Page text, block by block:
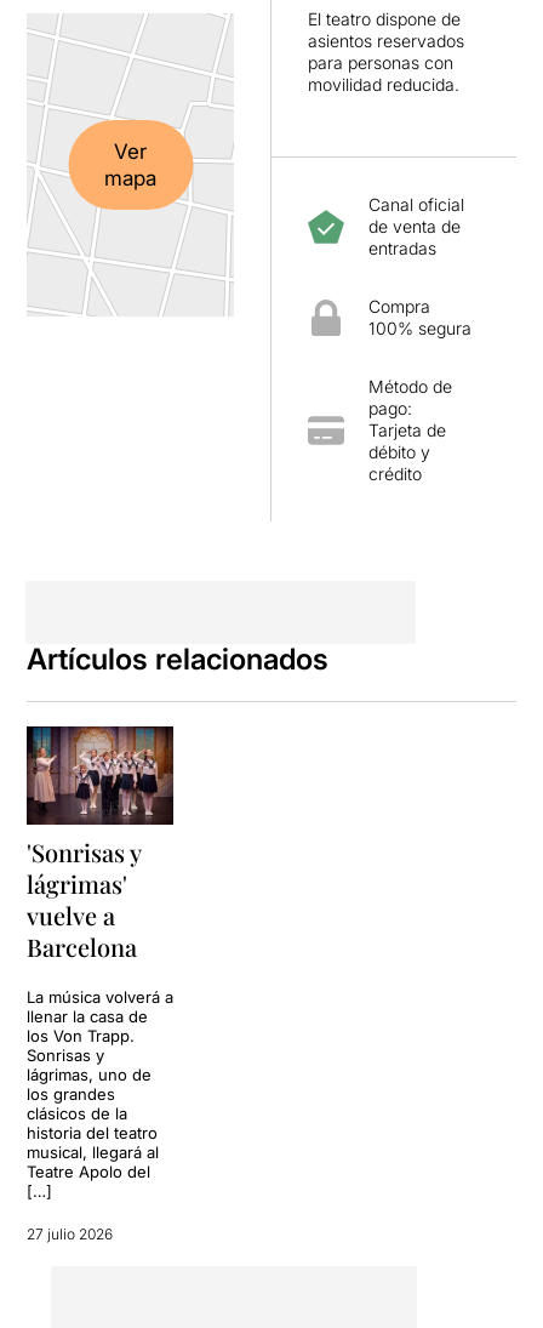
Ver
mapa
El teatro dispone de
asientos reservados
para personas con
movilidad reducida.
Canal oficial
de venta de
entradas
Compra
100% segura
Método de
pago:
Tarjeta de
débito y
crédito
Artículos relacionados
'Sonrisas y
lágrimas'
vuelve a
Barcelona
La música volverá a
llenar la casa de
los Von Trapp.
Sonrisas y
lágrimas, uno de
los grandes
clásicos de la
historia del teatro
musical, llegará al
Teatre Apolo del
[…]
27 julio 2026